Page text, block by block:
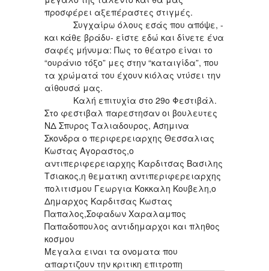
προσφέρει αξεπέραστες στιγμές.
Συγχαίρω όλους εσάς που απόψε, -
και κάθε βράδυ- είστε εδώ και δίνετε ένα
σαφές μήνυμα: Πως το θέατρο είναι το
“ουράνιο τόξο” μες στην “καταιγίδα”, που
τα χρώματά του έχουν κιόλας ντύσει την
αίθουσά μας.
Καλή επιτυχία στο 29ο Φεστιβάλ.
Στο φεστιβαλ παρεστησαν οι βουλευτες
ΝΔ Σπυρος Ταλιαδουρος, Ασημινα
Σκονδρα ο περιφερειαρχης Θεσσαλιας
Κωστας Αγοραστος,ο
αντιπεριφερειαρχης Καρδιτσας Βασιλης
Τσιακος,η θεματικη αντιπεριφερειαρχης
πολιτισμου Γεωργια Κοκκαλη Κουβελη,ο
Δημαρχος Καρδιτσας Κωστας
Παπαλος,Σοφαδων Χαραλαμπος
Παπαδοπουλος αντιδημαρχοι και πληθος
κοσμου
Μεγαλα ειναι τα ονοματα που
απαρτιζουν την κριτικη επιτροπη